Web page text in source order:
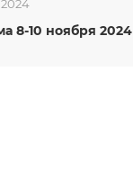
8-10 ноября 2024